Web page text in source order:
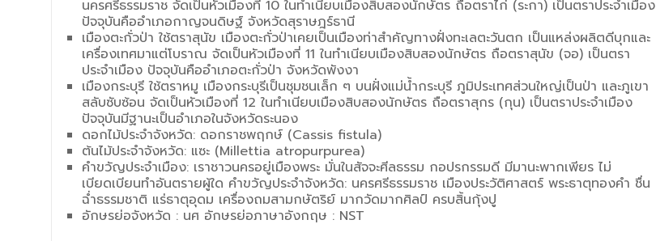
นครศรีธรรมราช จัดเป็นหัวเมืองที่ 10 ในทำเนียบเมืองสิบสองนักษัตร ถือตราไก่ (ระกา) เป็นตราประจำเมือง
ปัจจุบันคืออำเภอกาญจนดิษฐ์ จังหวัดสุราษฎร์ธานี
เมืองตะกั่วป่า ใช้ตราสุนัข เมืองตะกั่วป่าเคยเป็นเมืองท่าสำคัญทางฝั่งทะเลตะวันตก เป็นแหล่งผลิตดีบุกและ
เครื่องเทศมาแต่โบราณ จัดเป็นหัวเมืองที่ 11 ในทำเนียบเมืองสิบสองนักษัตร ถือตราสุนัข (จอ) เป็นตรา
ประจำเมือง ปัจจุบันคืออำเภอตะกั่วป่า จังหวัดพังงา
เมืองกระบุรี ใช้ตราหมู เมืองกระบุรีเป็นชุมชนเล็ก ๆ บนฝั่งแม่น้ำกระบุรี ภูมิประเทศส่วนใหญ่เป็นป่า และภูเขา
สลับซับซ้อน จัดเป็นหัวเมืองที่ 12 ในทำเนียบเมืองสิบสองนักษัตร ถือตราสุกร (กุน) เป็นตราประจำเมือง
ปัจจุบันมีฐานะเป็นอำเภอในจังหวัดระนอง
ดอกไม้ประจำจังหวัด: ดอกราชพฤกษ์ (Cassis fistula)
ต้นไม้ประจำจังหวัด: แซะ (Millettia atropurpurea)
คำขวัญประจำเมือง: เราชาวนครอยู่เมืองพระ มั่นในสัจจะศีลธรรม กอปรกรรมดี มีมานะพากเพียร ไม่
เบียดเบียนทำอันตรายผู้ใด คำขวัญประจำจังหวัด: นครศรีธรรมราช เมืองประวัติศาสตร์ พระธาตุทองคำ ชื่น
ฉ่ำธรรมชาติ แร่ธาตุอุดม เครื่องถมสามกษัตริย์ มากวัดมากศิลป์ ครบสิ้นกุ้งปู
อักษรย่อจังหวัด : นศ อักษรย่อภาษาอังกฤษ : NST